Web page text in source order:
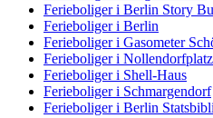
Ferieboliger i Berlin Story
Ferieboliger i Berlin
Ferieboliger i Gasometer
Ferieboliger i Nollendorfplatz
Ferieboliger i Shell-Haus
Ferieboliger i Schmargendorf
Ferieboliger i Berlin